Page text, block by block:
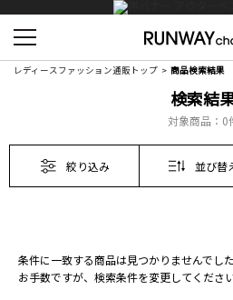
レディースファッション通販トップ 商品検索結果
検索結
対象商品： 0
絞り込み 並び替
条件に一致する商品は見つかりませんでした
お手数ですが、検索条件を変更してください